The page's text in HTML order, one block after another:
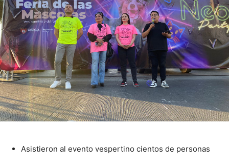
Asistieron al evento vespertino cientos de personas